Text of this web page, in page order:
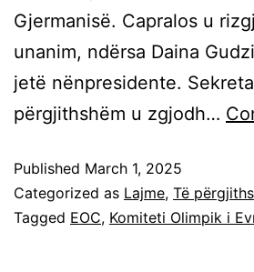
Gjermanisë. Capralos u
unanim, ndërsa Daina
jetë nënpresidente.
përgjithshëm u zgjodh…
Published March 1, 2025
Categorized as Lajme, Të
Tagged EOC, Komiteti Olimpik i